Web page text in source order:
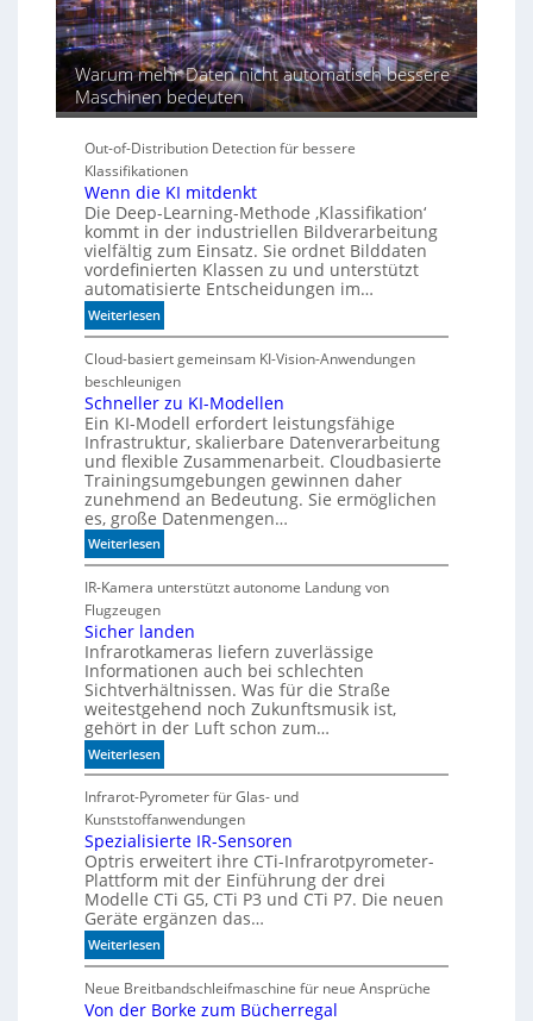
Warum mehr Daten nicht automatisch bessere
Maschinen bedeuten
Out-of-Distribution Detection für bessere
Klassifikationen
Wenn die KI mitdenkt
Die Deep-Learning-Methode ‚Klassifikation‘
kommt in der industriellen Bildverarbeitung
vielfältig zum Einsatz. Sie ordnet Bilddaten
vordefinierten Klassen zu und unterstützt
automatisierte Entscheidungen im…
Weiterlesen:
W
e
n
n
d
i
e
K
I
m
i
t
d
e
n
k
t
Cloud-basiert gemeinsam KI-Vision-Anwendungen
beschleunigen
Schneller zu KI-Modellen
Ein KI-Modell erfordert leistungsfähige
Infrastruktur, skalierbare Datenverarbeitung
und flexible Zusammenarbeit. Cloudbasierte
Trainingsumgebungen gewinnen daher
zunehmend an Bedeutung. Sie ermöglichen
es, große Datenmengen…
Weiterlesen:
S
c
h
n
e
l
l
e
r
z
u
K
I
-
M
o
d
e
l
l
e
n
IR-Kamera unterstützt autonome Landung von
Flugzeugen
Sicher landen
Infrarotkameras liefern zuverlässige
Informationen auch bei schlechten
Sichtverhältnissen. Was für die Straße
weitestgehend noch Zukunftsmusik ist,
gehört in der Luft schon zum…
Weiterlesen:
S
i
c
h
e
r
l
a
n
d
e
n
Infrarot-Pyrometer für Glas- und
Kunststoffanwendungen
Spezialisierte IR-Sensoren
Optris erweitert ihre CTi-Infrarotpyrometer-
Plattform mit der Einführung der drei
Modelle CTi G5, CTi P3 und CTi P7. Die neuen
Geräte ergänzen das…
Weiterlesen:
S
p
e
Neue Breitbandschleifmaschine für neue Ansprüche
Von der Borke zum Bücherregal